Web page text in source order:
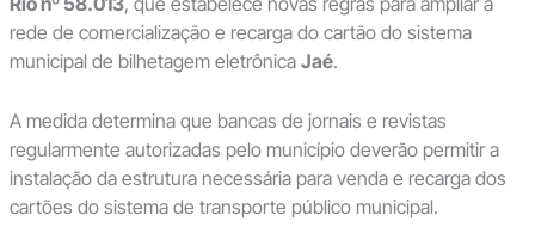
rede de comercialização e recarga do cartão do sistema
municipal de bilhetagem eletrônica Jaé.
A medida determina que bancas de jornais e revistas
regularmente autorizadas pelo município deverão permitir a
instalação da estrutura necessária para venda e recarga dos
cartões do sistema de transporte público municipal.